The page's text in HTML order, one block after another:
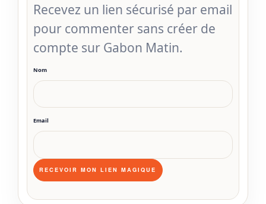
Recevez un lien sécurisé par email
pour commenter sans créer de
compte sur Gabon Matin.
Nom
Email